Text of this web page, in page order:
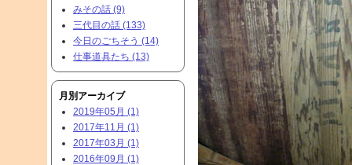
みその話 (9)
三代目の話 (133)
今日のごちそう (14)
仕事道具たち (13)
月別アーカイブ
2019年05月 (1)
2017年11月 (1)
2017年03月 (1)
2016年09月 (1)